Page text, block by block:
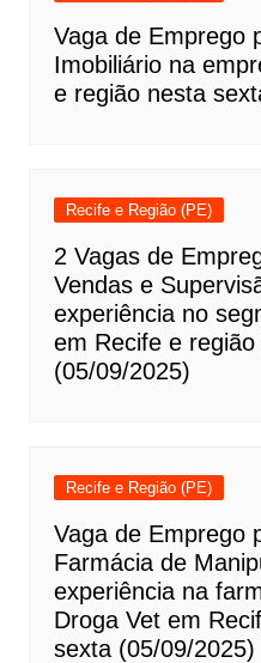
Vaga de Emprego
Imobiliário na
e região nesta
Recife e Região (PE)
2 Vagas de
Vendas e
experiência no
em Recife e
(05/09/2025)
Recife e Região (PE)
Vaga de Emprego
Farmácia de
experiência na
Droga Vet em
sexta (05/09/2025)